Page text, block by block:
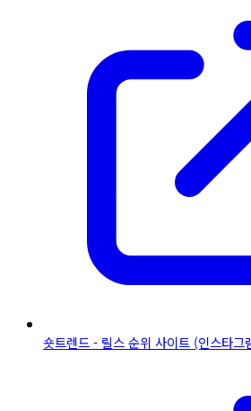
숏트렌드 - 릴스 순위 사이트 (인스타그